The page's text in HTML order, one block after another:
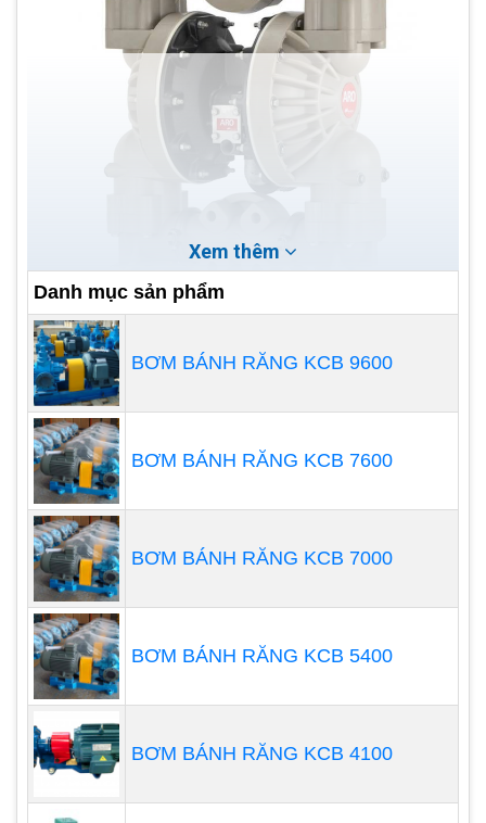
Bơm màng khí nén là khí nén làm động lực, từ sự
biến dạng màng gây ra bởi sự thay đổi thể tích của
bơm thể tích, Bơm màng khí nén nguyên lý hoạt
động của nó tương tự như bơm pít tông, do đặc
điểm nguyên lý hoạt động của bơm màng khí nén
nên bơm màng khí nén có các đặc điểm sau:
Máy bơm màng sẽ không quá nóng: không khí nén
để cung cấp năng lượng, trong khí thải là một quá
trình thu nhiệt sưng, nhiệt độ hoạt động của máy
bơm khí nén được giảm xuống, không có khí thải
độc hại.
Xem thêm
Danh mục sản phẩm
BƠM BÁNH RĂNG KCB 9600
BƠM BÁNH RĂNG KCB 7600
BƠM BÁNH RĂNG KCB 7000
BƠM BÁNH RĂNG KCB 5400
BƠM BÁNH RĂNG KCB 4100